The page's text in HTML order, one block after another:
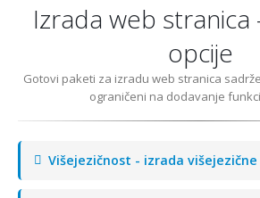
Izrada web
opcije
Gotovi paketi za izradu web stranica
ograničeni na dodavanje
Višejezičnost - izrada